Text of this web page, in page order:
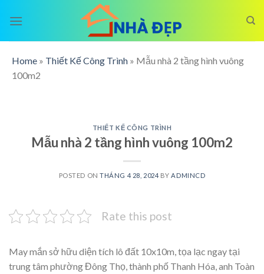
Home » Thiết Kế Công Trình » Mẫu nhà 2 tầng hình vuông
100m2
THIẾT KẾ CÔNG TRÌNH
Mẫu nhà 2 tầng hình vuông 100m2
POSTED ONTHÁNG 4 28, 2024 BYADMINCD
Rate this post
May mắn sở hữu diện tích lô đất 10x10m, tọa lạc ngay tại
trung tâm phường Đông Thọ, thành phố Thanh Hóa, anh Toàn